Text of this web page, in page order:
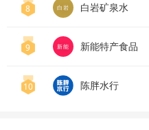
8 白岩 白岩矿泉水
9 新能 新能特产食品
10 陈胖水行